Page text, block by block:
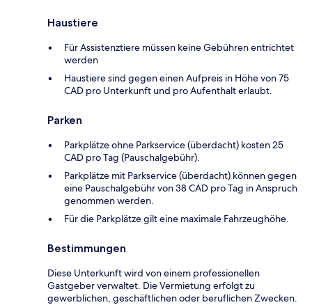
Haustiere
Für Assistenztiere müssen keine Gebühren entrichtet
werden
Haustiere sind gegen einen Aufpreis in Höhe von 75
CAD pro Unterkunft und pro Aufenthalt erlaubt.
Parken
Parkplätze ohne Parkservice (überdacht) kosten 25
CAD pro Tag (Pauschalgebühr).
Parkplätze mit Parkservice (überdacht) können gegen
eine Pauschalgebühr von 38 CAD pro Tag in Anspruch
genommen werden.
Für die Parkplätze gilt eine maximale Fahrzeughöhe.
Bestimmungen
Diese Unterkunft wird von einem professionellen
Gastgeber verwaltet. Die Vermietung erfolgt zu
gewerblichen, geschäftlichen oder beruflichen Zwecken.